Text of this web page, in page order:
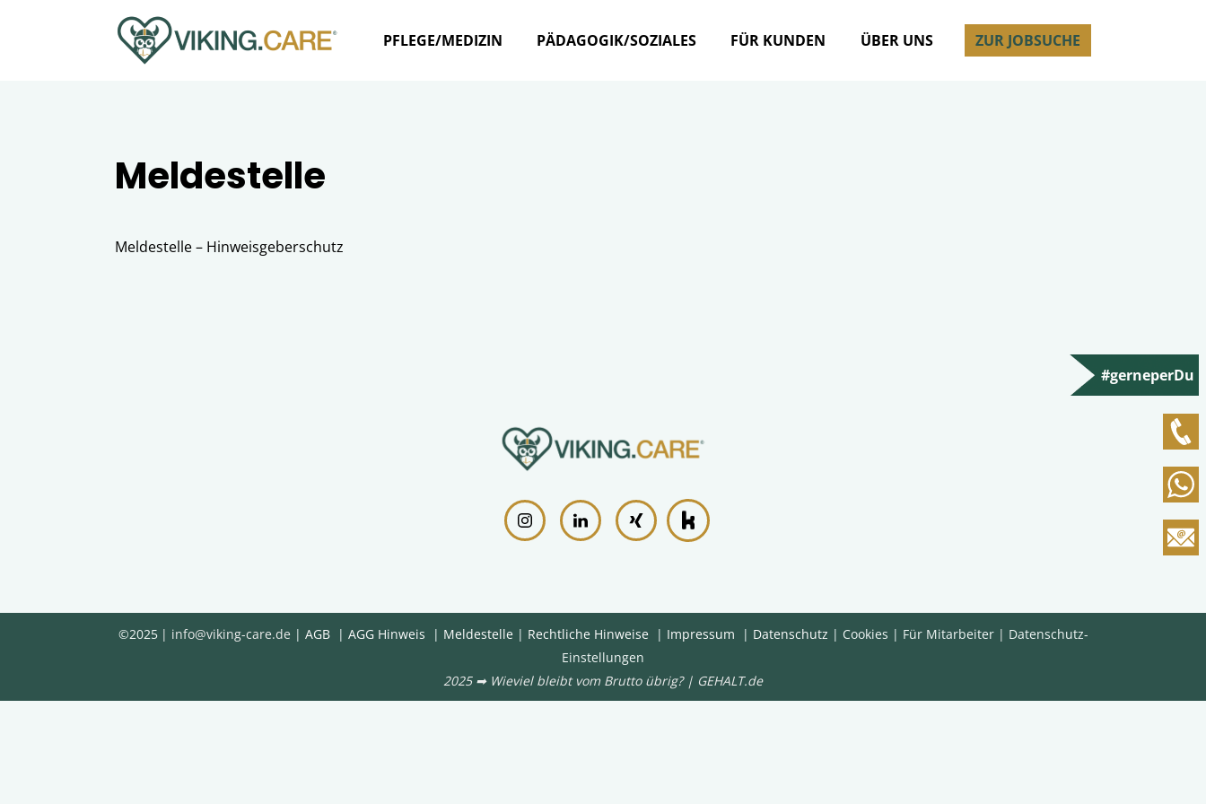
PFLEGE/MEDIZIN PÄDAGOGIK/SOZIALES FÜR KUNDEN ÜBER UNS ZUR JOBSUCHE
Meldestelle
Meldestelle – Hinweisgeberschutz
©2025 | info@viking-care.de | AGB | AGG Hinweis | Meldestelle | Rechtliche Hinweise | Impressum | Datenschutz | Cookies | Für Mitarbeiter | Datenschutz-
Einstellungen
2025 ➡ Wieviel bleibt vom Brutto übrig? | GEHALT.de
#gerneperDu